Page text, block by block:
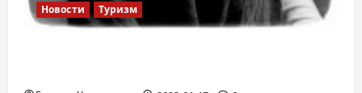
Новости Туризм